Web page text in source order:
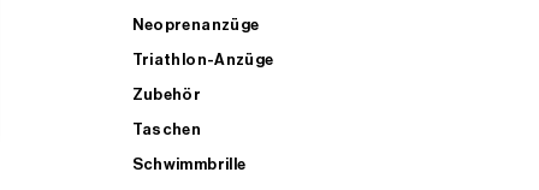
Neoprenanzüge
Triathlon-Anzüge
Zubehör
Taschen
Schwimmbrille